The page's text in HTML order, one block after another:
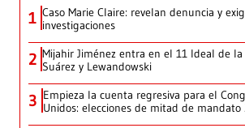
1 Caso Marie Claire: revelan denuncia y
investigaciones
2 Mijahir Jiménez entra en el 11 Ideal de la
Suárez y Lewandowski
3 Empieza la cuenta regresiva para el
Unidos: elecciones de mitad de mandato